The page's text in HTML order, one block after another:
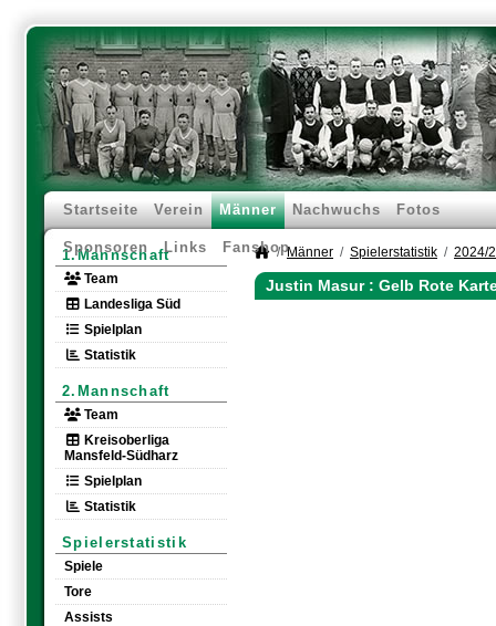
Startseite Verein Männer Nachwuchs Fotos
Sponsoren Links Fanshop
1.Mannschaft
Team
Landesliga Süd
Spielplan
Statistik
2.Mannschaft
Team
Kreisoberliga
Mansfeld-Südharz
Spielplan
Statistik
Spielerstatistik
Spiele
Tore
Assists
Männer Spielerstatistik 2024/
Justin Masur : Gelb Rote